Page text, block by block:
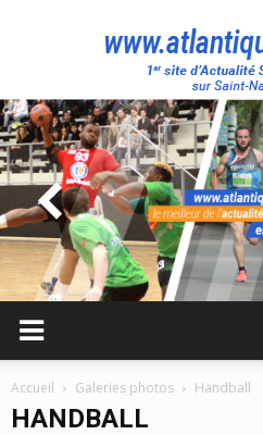
Accueil Galeries photos Handball
HANDBALL